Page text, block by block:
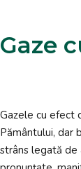
Gaze
Gazele cu efect
Pământului, dar
strâns legată de